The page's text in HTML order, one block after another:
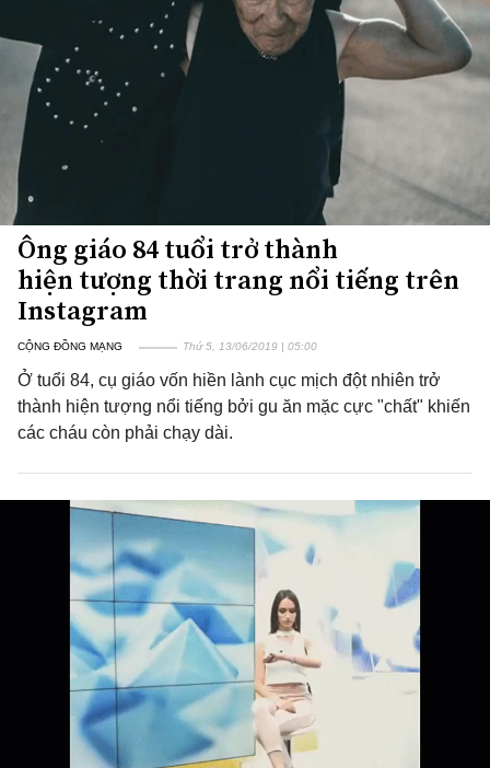
Ông giáo 84 tuổi trở thành
hiện tượng thời trang nổi tiếng trên
Instagram
CỘNG ĐỒNG MẠNG Thứ 5, 13/06/2019 | 05:00
Ở tuổi 84, cụ giáo vốn hiền lành cục mịch đột nhiên trở
thành hiện tượng nổi tiếng bởi gu ăn mặc cực "chất" khiến
các cháu còn phải chạy dài.